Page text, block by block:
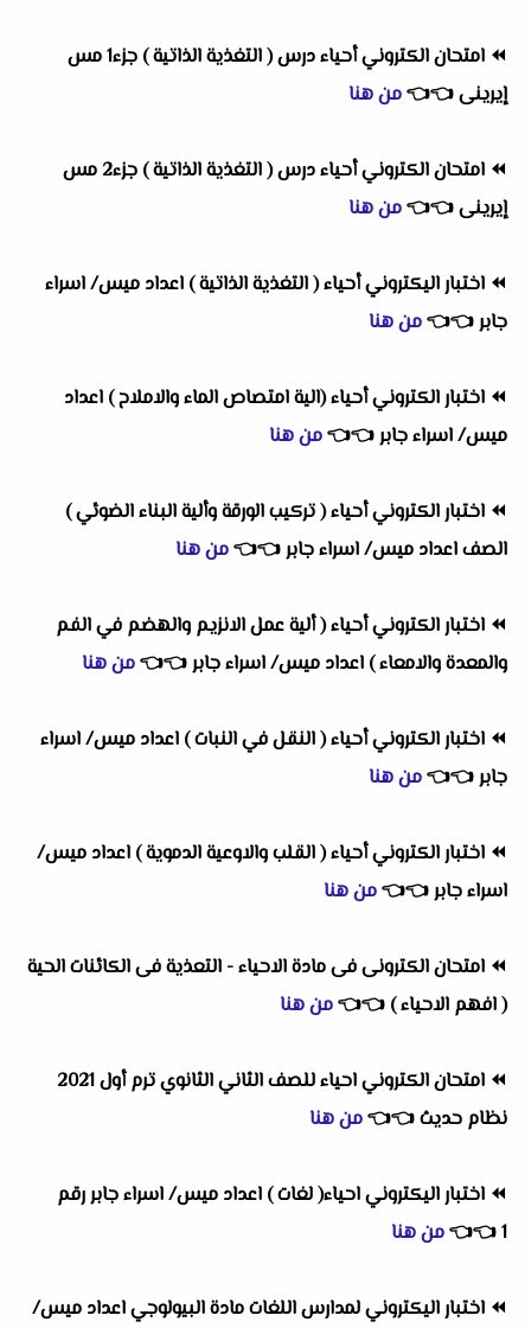
⏪
امتحان الكتروني أحياء درس ( التغذية الذاتية ) جزء1 مس
إيرينى👈
👈من هنا
⏪
امتحان الكتروني أحياء درس ( التغذية الذاتية ) جزء2 مس
إيرينى👈
👈من هنا
⏪ اختبار اليكتروني أحياء ( التغذية الذاتية ) اعداد ميس/ اسراء
جابر👈
👈من هنا
⏪ اختبار الكتروني أحياء (الية امتصاص الماء والاملاح ) اعداد
ميس/ اسراء جابر👈
👈من هنا
⏪ اختبار الكتروني أحياء ( تركيب الورقة وألية البناء الضوئي )
الصف اعداد ميس/ اسراء جابر👈
👈من هنا
⏪ اختبار الكتروني أحياء ( ألية عمل الانزيم والهضم في الفم
والمعدة والامعاء ) اعداد ميس/ اسراء جابر👈
👈من هنا
⏪ اختبار الكتروني أحياء ( النقل في النبات ) اعداد ميس/ اسراء
جابر👈
👈من هنا
⏪ اختبار الكتروني أحياء ( القلب والاوعية الدموية ) اعداد ميس/
اسراء جابر👈
👈من هنا
⏪ امتحان الكترونى فى مادة الاحياء - التعذية فى الكائنات الحية
( افهم الاحياء ) 👈
👈من هنا
⏪
امتحان الكتروني احياء للصف الثاني الثانوي ترم أول 2021
نظام حديث👈
👈من هنا
⏪ اختبار اليكتروني احياء( لغات ) اعداد ميس/ اسراء جابر رقم
1
👈
👈من هنا
⏪ اختبار اليكتروني لمدارس اللغات مادة البيولوجي اعداد ميس/